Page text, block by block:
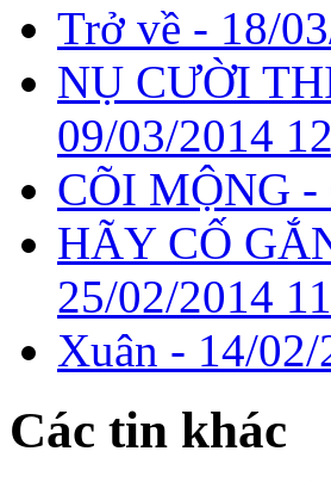
Trở về - 18/
NỤ CƯỜI
09/03/2014
CÕI MỘNG -
HÃY CỐ
25/02/2014
Xuân - 14/
Các tin khác